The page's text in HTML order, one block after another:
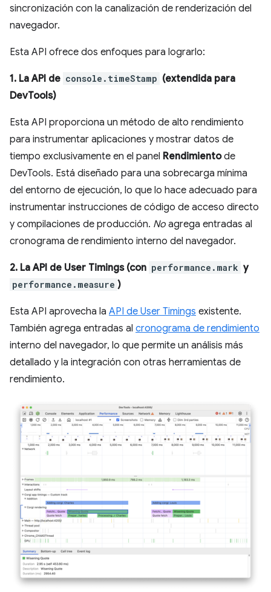
sincronización con la canalización de renderización del
navegador.
Esta API ofrece dos enfoques para lograrlo:
1. La API de console.timeStamp (extendida para
DevTools)
Esta API proporciona un método de alto rendimiento
para instrumentar aplicaciones y mostrar datos de
tiempo exclusivamente en el panel Rendimientode
DevTools. Está diseñado para una sobrecarga mínima
del entorno de ejecución, lo que lo hace adecuado para
instrumentar instrucciones de código de acceso directo
y compilaciones de producción. No agrega entradas al
cronograma de rendimiento interno del navegador.
2. La API de User Timings (con performance.mark y
performance.measure )
Esta API aprovecha la API de User Timings existente.
También agrega entradas al cronograma de rendimiento
interno del navegador, lo que permite un análisis más
detallado y la integración con otras herramientas de
rendimiento.